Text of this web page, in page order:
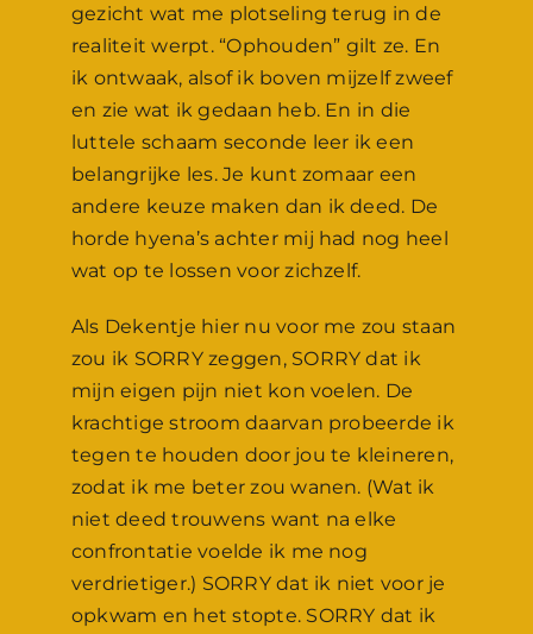
gezicht wat me plotseling terug in de
realiteit werpt. “Ophouden” gilt ze. En
ik ontwaak, alsof ik boven mijzelf zweef
en zie wat ik gedaan heb. En in die
luttele schaam seconde leer ik een
belangrijke les. Je kunt zomaar een
andere keuze maken dan ik deed. De
horde hyena’s achter mij had nog heel
wat op te lossen voor zichzelf.
Als Dekentje hier nu voor me zou staan
zou ik SORRY zeggen, SORRY dat ik
mijn eigen pijn niet kon voelen. De
krachtige stroom daarvan probeerde ik
tegen te houden door jou te kleineren,
zodat ik me beter zou wanen. (Wat ik
niet deed trouwens want na elke
confrontatie voelde ik me nog
verdrietiger.) SORRY dat ik niet voor je
opkwam en het stopte. SORRY dat ik